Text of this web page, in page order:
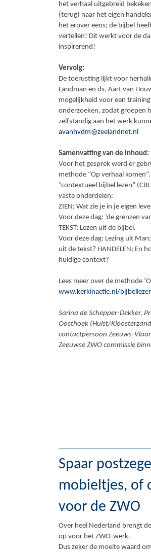
het verhaal uitgebreid
(terug) naar het eigen
het erover eens; de bijbel
vertellen! Dit werkt voor de
inspirerend!
Vervolg:
De toerusting lijkt voor
Landman en ds. Aart van
mogelijkheid voor een
onderzoeken, zodat groepen
zelfstandig aan het werk
avanhvdm@zeelandnet.nl
Samenvatting van de inhoud:
Voor het gesprek werd er
methode “Op verhaal
“contextueel bijbel lezen”
vaste onderdelen:
ZIEN; Wat zie je in je eigen
Voor deze dag: ‘de grenzen
TEKST; Lezen uit de bijbel.
Voor deze dag: Lezing uit
uit de tekst? HANDELEN; En
huidige context?
Lees meer over de methode
www.kerkinactie.nl/
Sarina de Schepper-Dekker,
Oosthoek (Hulst/
contactpersoon Zeeuws-
Zeeuwse ZWO commissie
Spaar
mobieltjes, of
voor de ZWO
Over heel Nederland brengt
op voor het ZWO-werk.
Dus zeker de moeite waard